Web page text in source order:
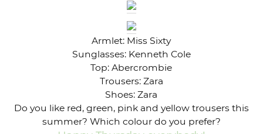
Armlet: Miss Sixty
Sunglasses: Kenneth Cole
Top: Abercrombie
Trousers: Zara
Shoes: Zara
Do you like red, green, pink and yellow trousers this
summer? Which colour do you prefer?